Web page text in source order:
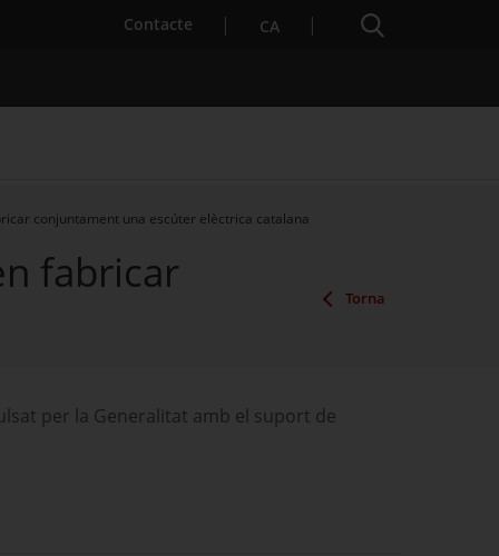
Contacte . Obre en una nova finestra.
CA Cercador
notícies Properes activitats
conjuntament una escúter elèctrica catalana
fabricar Torna
per la Generalitat amb el suport de